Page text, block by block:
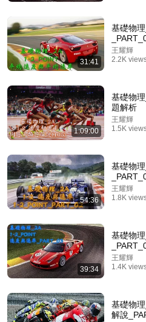
量 - 定義與範例一 (實心圓柱)
NTHUOCW • 1.4K views
量子糾纏： 由哲學到數學，
臺大演講網 • 4M views
31:41
基礎物
王耀輝
2.2K
1:09:00
基礎物
題解析
王耀輝
1.5K
54:36
基礎物
王耀輝
1.8K
39:34
基礎物
王耀輝
1.4K
基礎物
解說